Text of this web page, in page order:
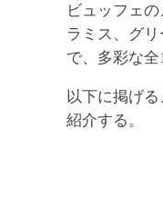
ビュッフェ
ラミス、グ
で、多彩な
以下に掲げ
紹介する。